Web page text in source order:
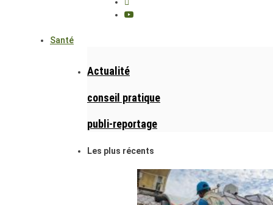
Santé
Actualité
conseil pratique
publi-reportage
Les plus récents